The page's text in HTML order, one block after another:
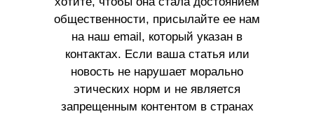
общественности, присылайте ее нам
на наш email, который указан в
контактах. Если ваша статья или
новость не нарушает морально
этических норм и не является
запрещенным контентом в странах